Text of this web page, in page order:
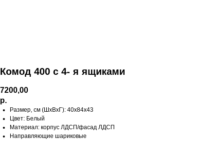
Комод 400 с 4- я ящиками
7200,00
р.
Размер, см (ШхВхГ): 40х84х43
Цвет: Белый
Материал: корпус ЛДСП/фасад ЛДСП
Направляющие шариковые